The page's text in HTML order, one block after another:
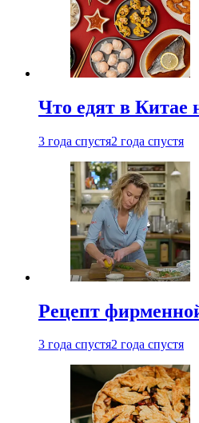
Что едят в Китае
3 года спустя2 года спустя
Рецепт
3 года спустя2 года спустя